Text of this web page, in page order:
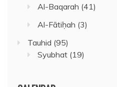
Al-Baqarah (41)
Al-Fātiḥah (3)
Tauhid (95)
Syubhat (19)